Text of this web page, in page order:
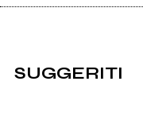
SUGGERITI